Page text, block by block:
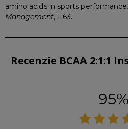
amino acids in sports performance.
Management, 1-63.
Recenzie BCAA 2:1:1
95%